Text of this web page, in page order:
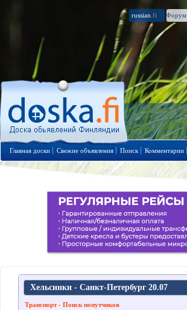
russian .fi Форум
Главная доски Свежие объявления Поиск Комментарии
Хельсинки - Санкт-Петербург 20.07
Транспорт - Поиск попутчиков